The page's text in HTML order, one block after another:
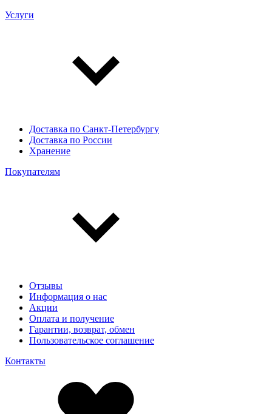
Услуги
Доставка по Санкт-Петербургу
Доставка по России
Хранение
Покупателям
Отзывы
Информация о нас
Акции
Оплата и получение
Гарантии, возврат, обмен
Пользовательское соглашение
Контакты